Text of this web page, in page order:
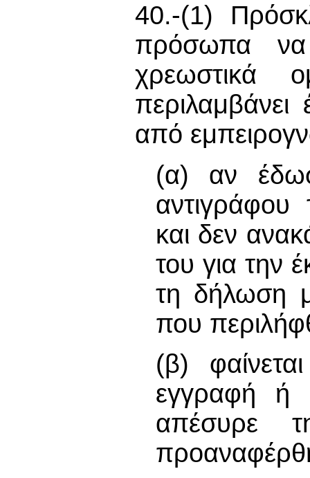
40.-(1)
πρόσωπα να
χρεωστικά
περιλαμβάνει
από
(α) αν
και δεν
του για την
τη δήλωση
που
(β)
εγγραφή ή
απέσυρε